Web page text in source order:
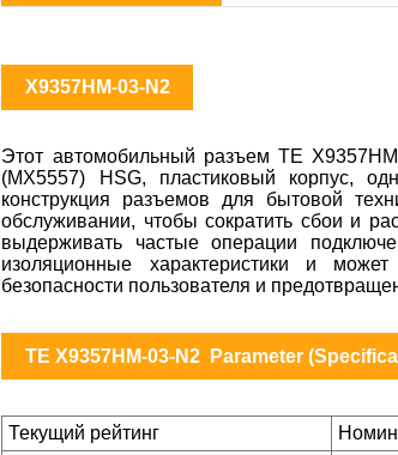
X9357HM-03-N2
Этот автомобильный разъем TE
(MX5557) HSG, пластиковый корпус,
конструкция разъемов для бытовой
обслуживании, чтобы сократить сбои и
выдерживать частые операции
изоляционные характеристики и
безопасности пользователя и
TE X9357HM-03-N2 Parameter
Текущий рейтинг